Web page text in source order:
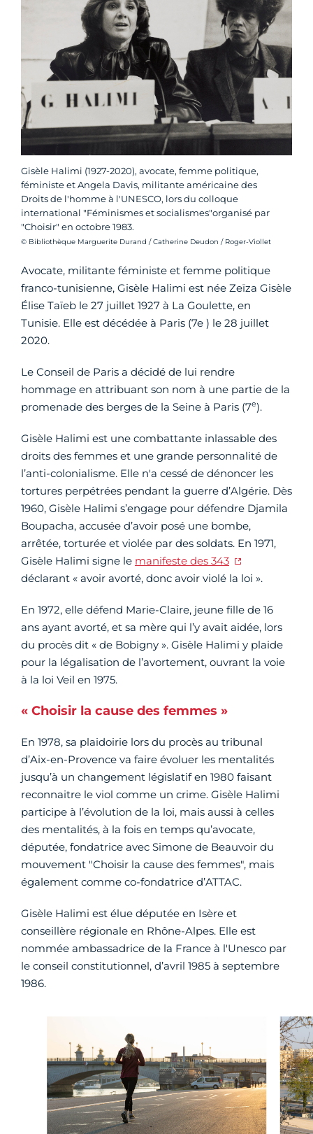
Gisèle Halimi (1927-2020), avocate, femme politique,
féministe et Angela Davis, militante américaine des
Droits de l'homme à l'UNESCO, lors du colloque
international "Féminismes et socialismes"organisé par
"Choisir" en octobre 1983.
Crédit photo :
© Bibliothèque Marguerite Durand / Catherine Deudon / Roger-Viollet
Avocate, militante féministe et femme politique
franco-tunisienne, Gisèle Halimi est née Zeïza Gisèle
Élise Taïeb le 27 juillet 1927 à La Goulette, en
Tunisie. Elle est décédée à Paris (7e ) le 28 juillet
2020.
Le Conseil de Paris a décidé de lui rendre
hommage en attribuant son nom à une partie de la
promenade des berges de la Seine à Paris (7e).
Gisèle Halimi est une combattante inlassable des
droits des femmes et une grande personnalité de
l’anti-colonialisme. Elle n'a cessé de dénoncer les
tortures perpétrées pendant la guerre d’Algérie. Dès
1960, Gisèle Halimi s’engage pour défendre Djamila
Boupacha, accusée d’avoir posé une bombe,
arrêtée, torturée et violée par des soldats. En 1971,
Gisèle Halimi signe le manifeste des 343
déclarant « avoir avorté, donc avoir violé la loi ».
En 1972, elle défend Marie-Claire, jeune fille de 16
ans ayant avorté, et sa mère qui l’y avait aidée, lors
du procès dit « de Bobigny ». Gisèle Halimi y plaide
pour la légalisation de l’avortement, ouvrant la voie
à la loi Veil en 1975.
« Choisir la cause des femmes »
En 1978, sa plaidoirie lors du procès au tribunal
d’Aix-en-Provence va faire évoluer les mentalités
jusqu’à un changement législatif en 1980 faisant
reconnaitre le viol comme un crime. Gisèle Halimi
participe à l’évolution de la loi, mais aussi à celles
des mentalités, à la fois en temps qu’avocate,
députée, fondatrice avec Simone de Beauvoir du
mouvement "Choisir la cause des femmes", mais
également comme co-fondatrice d’ATTAC.
Gisèle Halimi est élue députée en Isère et
conseillère régionale en Rhône-Alpes. Elle est
nommée ambassadrice de la France à l'Unesco par
le conseil constitutionnel, d’avril 1985 à septembre
1986.